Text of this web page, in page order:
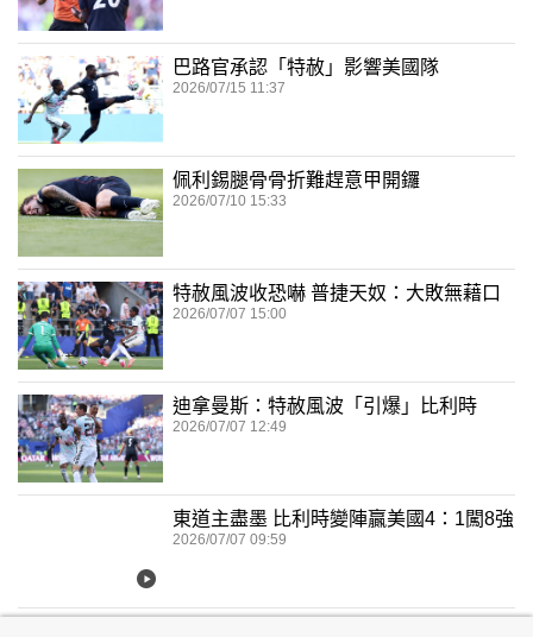
巴路官承認「特赦」影響美國隊
2026/07/15 11:37
佩利錫腿骨骨折難趕意甲開鑼
2026/07/10 15:33
特赦風波收恐嚇 普捷天奴：大敗無藉口
2026/07/07 15:00
迪拿曼斯：特赦風波「引爆」比利時
2026/07/07 12:49
東道主盡墨 比利時變陣贏美國4：1闖8強
2026/07/07 09:59